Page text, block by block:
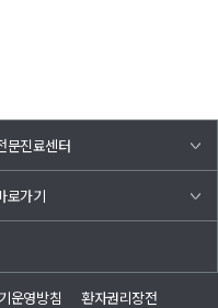
문진료센터
로가기
운영방침 환자권리장전